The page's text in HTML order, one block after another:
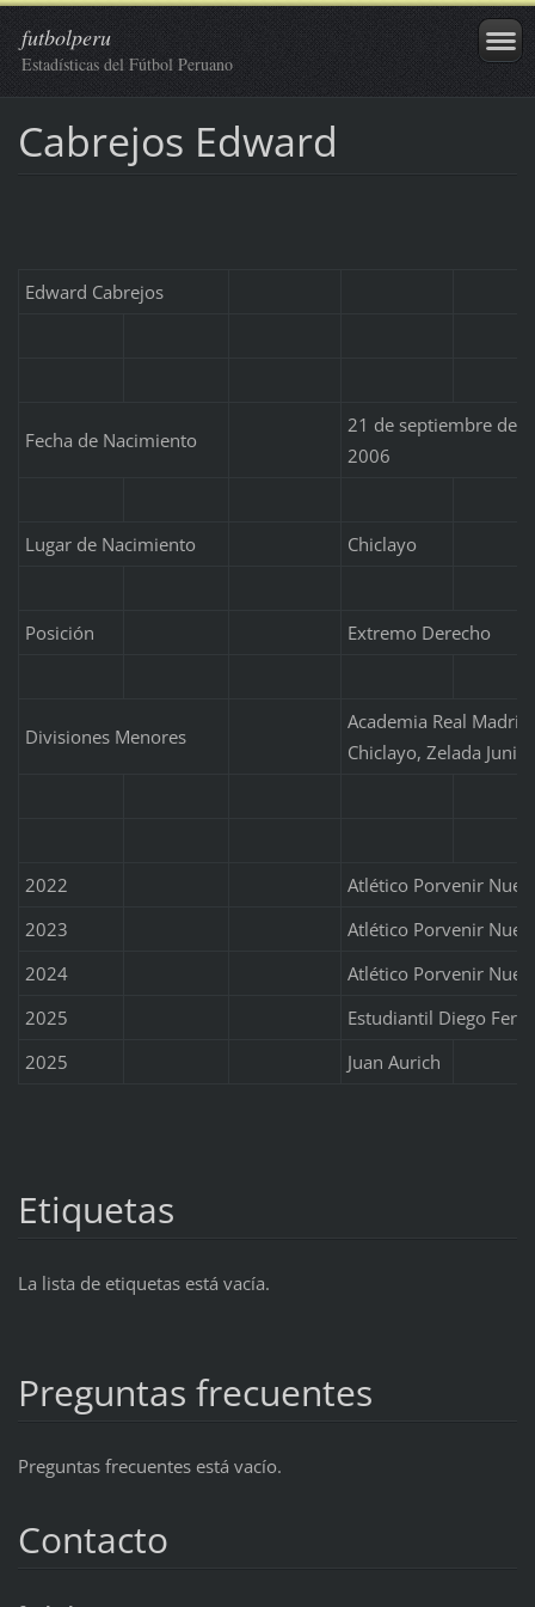
futbolperu
Estadísticas del Fútbol Peruano
Cabrejos Edward
Edward Cabrejos
Fecha de Nacimiento
21 de septiembre de
2006
Lugar de Nacimiento Chiclayo
Posición Extremo Derecho
Divisiones Menores
Academia Real
Chiclayo, Zelada Junior
2022
Atlético Porvenir
2023
Atlético Porvenir
2024
Atlético Porvenir
2025
Estudiantil Diego Ferré
2025
Juan Aurich
Etiquetas
La lista de etiquetas está vacía.
Preguntas frecuentes
Preguntas frecuentes está vacío.
Contacto